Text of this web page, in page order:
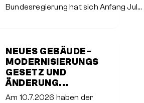
Bundesregierung hat sich Anfang Juli
Folgejahr hinein umgesetzt werden
und
NEUES GEBÄUDE­
MODERNI­SIERUNGS­
GESETZ UND
ÄNDERUNG...
Am 10.7.2026 haben der